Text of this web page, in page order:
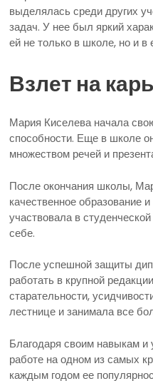
выделялась среди других
задач. У нее был яркий
ей не только в школе, но и
Взлет на
Мария Киселева начала
способности. Еще в школе
множеством речей и
После окончания школы,
качественное образование
участвовала в
себе.
После успешной защиты
работать в крупной
старательности,
лестнице и занимала все
Благодаря своим навыкам
работе на одном из самых
каждым годом ее